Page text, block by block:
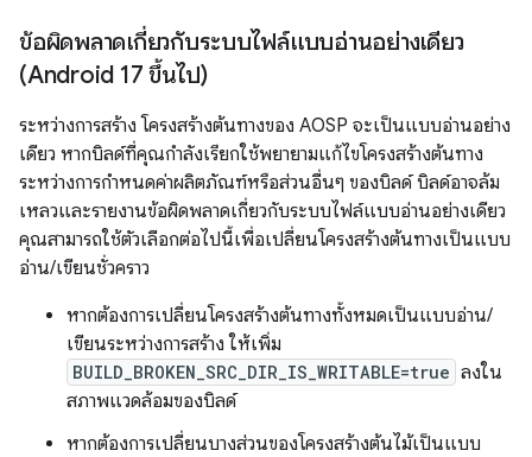
ข้อผิดพลาดเกี่ยวกับระบบไฟล์แบบอ่านอย่างเดียว
(Android 17 ขึ้นไป)
ระหว่างการสร้าง โครงสร้างต้นทางของ AOSP จะเป็นแบบอ่านอย่าง
เดียว หากบิลด์ที่คุณกำลังเรียกใช้พยายามแก้ไขโครงสร้างต้นทาง
ระหว่างการกำหนดค่าผลิตภัณฑ์หรือส่วนอื่นๆ ของบิลด์ บิลด์อาจล้ม
เหลวและรายงานข้อผิดพลาดเกี่ยวกับระบบไฟล์แบบอ่านอย่างเดียว
คุณสามารถใช้ตัวเลือกต่อไปนี้เพื่อเปลี่ยนโครงสร้างต้นทางเป็นแบบ
อ่าน/เขียนชั่วคราว
หากต้องการเปลี่ยนโครงสร้างต้นทางทั้งหมดเป็นแบบอ่าน/
เขียนระหว่างการสร้าง ให้เพิ่ม
BUILD_BROKEN_SRC_DIR_IS_WRITABLE=true ลงใน
สภาพแวดล้อมของบิลด์
หากต้องการเปลี่ยนบางส่วนของโครงสร้างต้นไม้เป็นแบบ